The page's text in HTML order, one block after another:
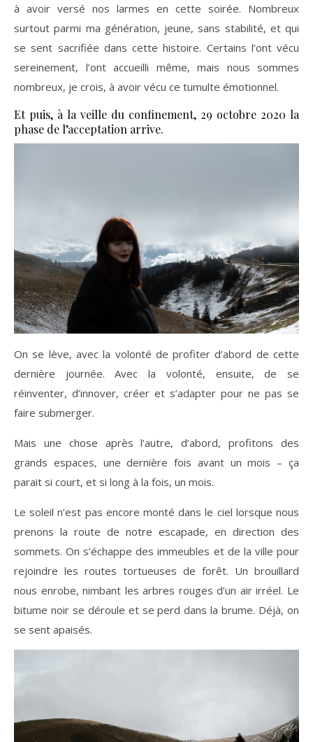
à avoir versé nos larmes en cette soirée. Nombreux
surtout parmi ma génération, jeune, sans stabilité, et qui
se sent sacrifiée dans cette histoire. Certains l’ont vécu
sereinement, l’ont accueilli même, mais nous sommes
nombreux, je crois, à avoir vécu ce tumulte émotionnel.
Et puis, à la veille du confinement, 29 octobre 2020 la
phase de l’acceptation arrive.
On se lève, avec la volonté de profiter d’abord de cette
dernière journée. Avec la volonté, ensuite, de se
réinventer, d’innover, créer et s’adapter pour ne pas se
faire submerger.
Mais une chose après l’autre, d’abord, profitons des
grands espaces, une dernière fois avant un mois – ça
parait si court, et si long à la fois, un mois.
Le soleil n’est pas encore monté dans le ciel lorsque nous
prenons la route de notre escapade, en direction des
sommets. On s’échappe des immeubles et de la ville pour
rejoindre les routes tortueuses de forêt. Un brouillard
nous enrobe, nimbant les arbres rouges d’un air irréel. Le
bitume noir se déroule et se perd dans la brume. Déjà, on
se sent apaisés.